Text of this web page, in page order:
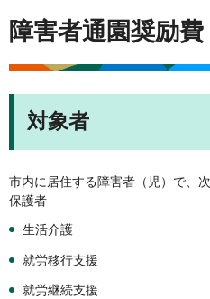
障害者通園奨励費
対象者
市内に居住する障害者（児）で、
保護者
生活介護
就労移行支援
就労継続支援